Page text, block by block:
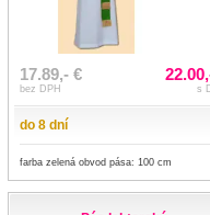
17.89,- €
bez DPH s
do 8 dní
farba zelená obvod pása: 100 cm